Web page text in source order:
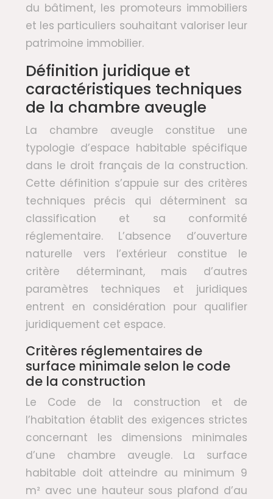
du bâtiment, les promoteurs immobiliers
et les particuliers souhaitant valoriser leur
patrimoine immobilier.
Définition juridique et
caractéristiques techniques
de la chambre aveugle
La chambre aveugle constitue une
typologie d’espace habitable spécifique
dans le droit français de la construction.
Cette définition s’appuie sur des critères
techniques précis qui déterminent sa
classification et sa conformité
réglementaire. L’absence d’ouverture
naturelle vers l’extérieur constitue le
critère déterminant, mais d’autres
paramètres techniques et juridiques
entrent en considération pour qualifier
juridiquement cet espace.
Critères réglementaires de
surface minimale selon le code
de la construction
Le Code de la construction et de
l’habitation établit des exigences strictes
concernant les dimensions minimales
d’une chambre aveugle. La surface
habitable doit atteindre au minimum 9
m² avec une hauteur sous plafond d’au